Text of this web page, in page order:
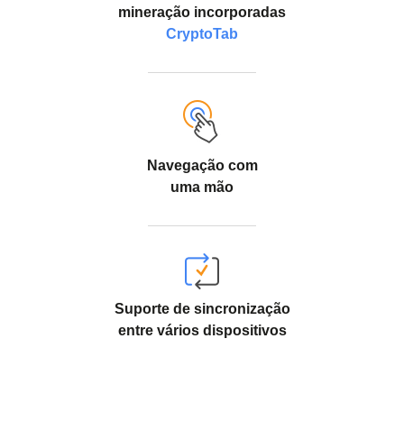
mineração incorporadas
CryptoTab
Navegação com
uma mão
Suporte de sincronização
entre vários dispositivos